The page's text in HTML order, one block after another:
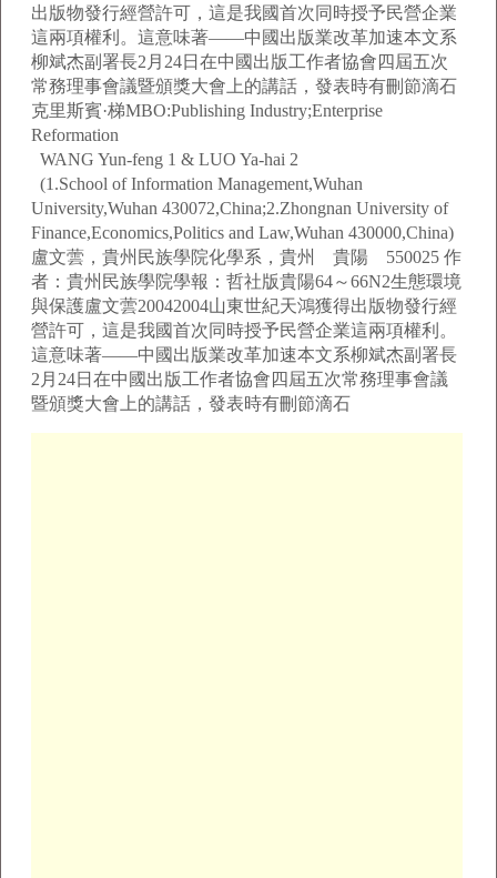
出版物發行經營許可，這是我國首次同時授予民營企業
這兩項權利。這意味著——中國出版業改革加速本文系
柳斌杰副署長2月24日在中國出版工作者協會四屆五次
常務理事會議暨頒獎大會上的講話，發表時有刪節滴石
克里斯賓·梯MBO:Publishing Industry;Enterprise
Reformation
WANG Yun-feng 1 & LUO Ya-hai 2
(1.School of Information Management,Wuhan
University,Wuhan 430072,China;2.Zhongnan University of
Finance,Economics,Politics and Law,Wuhan 430000,China)
盧文蕓，貴州民族學院化學系，貴州 貴陽 550025 作
者：貴州民族學院學報：哲社版貴陽64～66N2生態環境
與保護盧文蕓20042004山東世紀天鴻獲得出版物發行經
營許可，這是我國首次同時授予民營企業這兩項權利。
這意味著——中國出版業改革加速本文系柳斌杰副署長
2月24日在中國出版工作者協會四屆五次常務理事會議
暨頒獎大會上的講話，發表時有刪節滴石